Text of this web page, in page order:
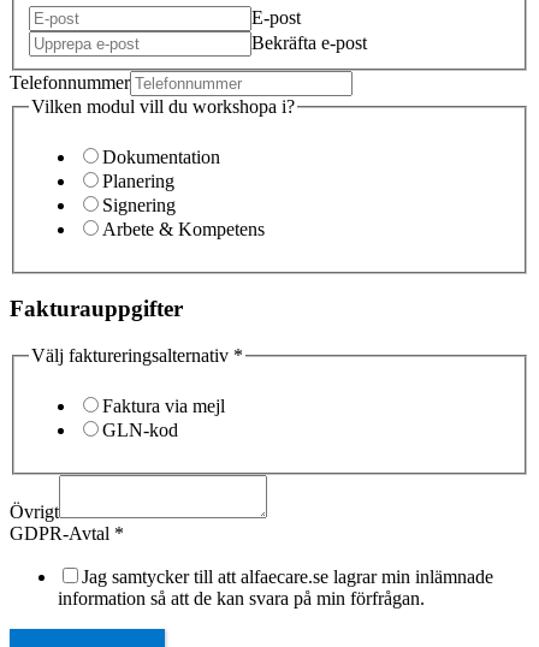
E-post
Bekräfta e-post
Telefonnummer
Vilken modul vill du workshopa i?
Dokumentation
Planering
Signering
Arbete & Kompetens
Fakturauppgifter
Välj faktureringsalternativ *
Faktura via mejl
GLN-kod
Övrigt
GDPR-Avtal *
Jag samtycker till att alfaecare.se lagrar min inlämnade
information så att de kan svara på min förfrågan.